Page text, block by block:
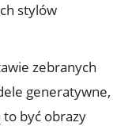
stylów
zebranych
generatywne,
to być obrazy